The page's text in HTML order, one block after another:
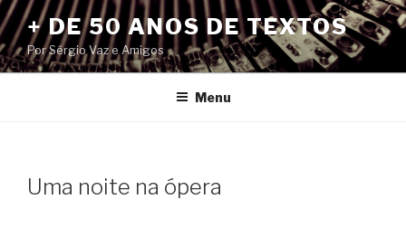
Pular
para
o
conteúdo
+ DE 50 ANOS DE TEXTOS
Por Sérgio Vaz e Amigos
Menu
Uma noite na ópera